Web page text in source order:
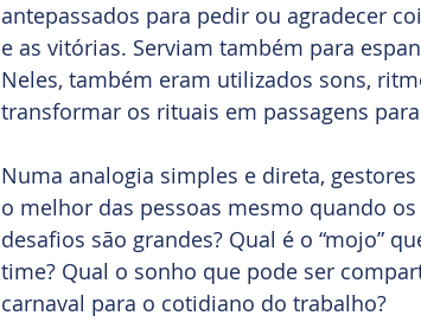
antepassados para pedir ou agradecer
e as vitórias. Serviam também para
Neles, também eram utilizados sons,
transformar os rituais em passagens
Numa analogia simples e direta,
o melhor das pessoas mesmo quando
desafios são grandes? Qual é o “mojo”
time? Qual o sonho que pode ser
carnaval para o cotidiano do trabalho?